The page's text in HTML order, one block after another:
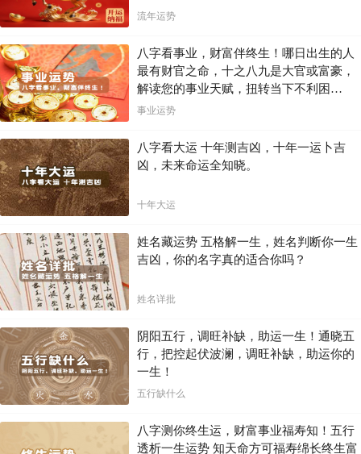
流年运势
八字看事业，财富伴终生！哪日出生的人
最有财官之命，十之八九是大官或富豪，
解读您的事业天赋，扭转当下不利困
局！！
事业运势
八字看大运 十年测吉凶，十年一运卜吉
凶，未来命运全知晓。
十年大运
姓名藏运势 五格解一生，姓名判断你一生
吉凶，你的名字真的适合你吗？
姓名详批
阴阳五行，调旺补缺，助运一生！通晓五
行，把控起伏波澜，调旺补缺，助运你的
一生！
五行缺什么
八字测你终生运，财富事业福寿知！五行
透析一生运势 知天命方可福寿绵长终生富